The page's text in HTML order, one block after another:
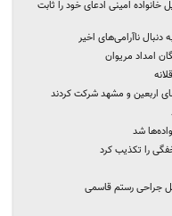
امینی ادعای خود را ثابت
امداد مریوان
را تکذیب کرد
جراحی رستم قاسمی